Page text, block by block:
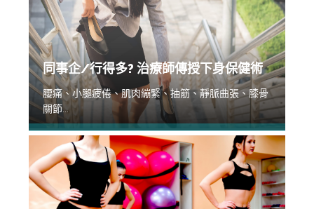
同事企/行得多? 治療師傳授下身保健術
腰痛、小腿疲倦、肌肉繃緊、抽筋、靜脈曲張、膝骨
關節...